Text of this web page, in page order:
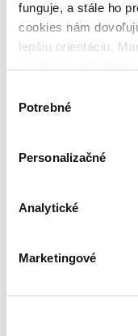
funguje, a stále ho
cookies nám
lepšiu orientáciu.
keby sme mohli
súhlasu
Potrebné
Personalizačné
Analytické
Marketingové
Bestsellery
Top hodnotené
Novinky
Najdrahšie